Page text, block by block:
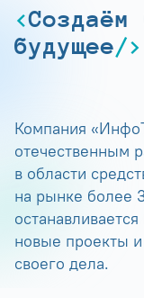
Создаём
будущее
Компания
отечественным
в области
на рынке более
новые проекты
своего дела.